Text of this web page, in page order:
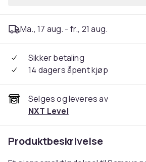
Ma., 17 aug. - fr., 21 aug.
Sikker betaling
14 dagers åpent kjøp
Selges og leveres av
NXT Level
Produktbeskrivelse